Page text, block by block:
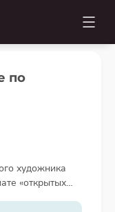
по
художника
«открытых